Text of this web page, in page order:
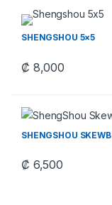
SHENGSHOU 5×5
₡ 8,000
SHENGSHOU SKEWB
₡ 6,500